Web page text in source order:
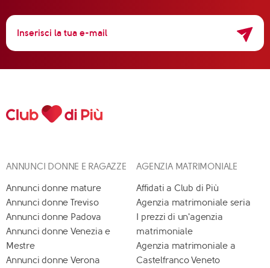
ANNUNCI DONNE E RAGAZZE
Annunci donne mature
Annunci donne Treviso
Annunci donne Padova
Annunci donne Venezia e
Mestre
Annunci donne Verona
AGENZIA MATRIMONIALE
Affidati a Club di Più
Agenzia matrimoniale seria
I prezzi di un'agenzia
matrimoniale
Agenzia matrimoniale a
Castelfranco Veneto